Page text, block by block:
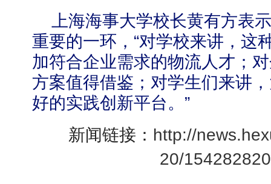
上海海事大学校长黄有方表
重要的一环， “对学校来讲，这
加符合企业需求的物流人才；
方案值得借鉴；对学生们来讲
好的实践创新平台。 ”
新闻链接： http://
20/
北工商光影——2025年冬天